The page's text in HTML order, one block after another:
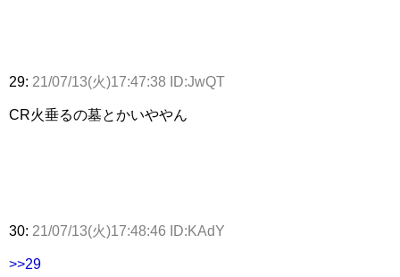
29: 21/07/13(火)17:47:38 ID:JwQT
CR火垂るの墓とかいややん
30: 21/07/13(火)17:48:46 ID:KAdY
>>29